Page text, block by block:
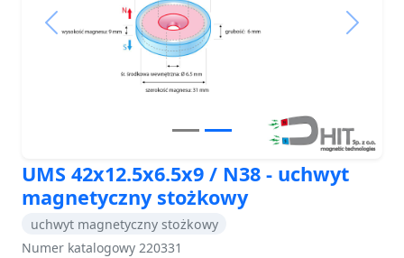
Previous Next
UMS 42x12.5x6.5x9 / N38 - uchwyt
magnetyczny stożkowy
uchwyt magnetyczny stożkowy
Numer katalogowy 220331